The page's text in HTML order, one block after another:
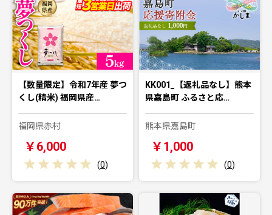
【数量限定】令和7年産 夢つ
くし(精米) 福岡県産…
福岡県赤村
￥6,000
(0)
KK001_【返礼品なし】熊本
県嘉島町 ふるさと応…
熊本県嘉島町
￥1,000
(0)